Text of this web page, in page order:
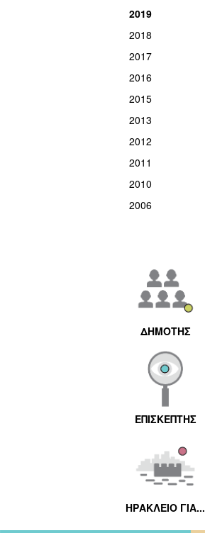
2019
2018
2017
2016
2015
2013
2012
2011
2010
2006
ΔΗΜΟΤΗΣ
ΕΠΙΣΚΕΠΤΗΣ
ΗΡΑΚΛΕΙΟ ΓΙΑ...